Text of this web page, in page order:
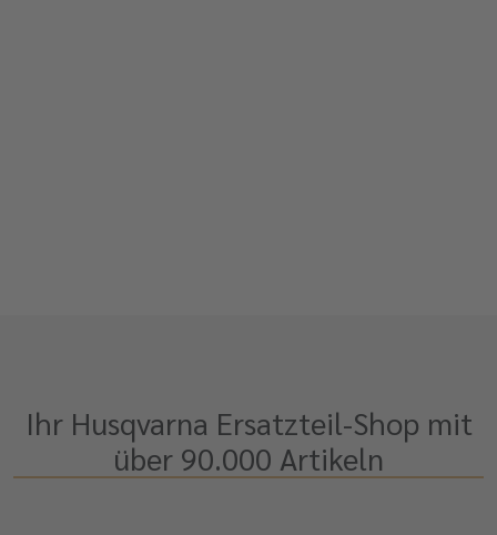
Ihr Husqvarna Ersatzteil-Shop mit
über 90.000 Artikeln